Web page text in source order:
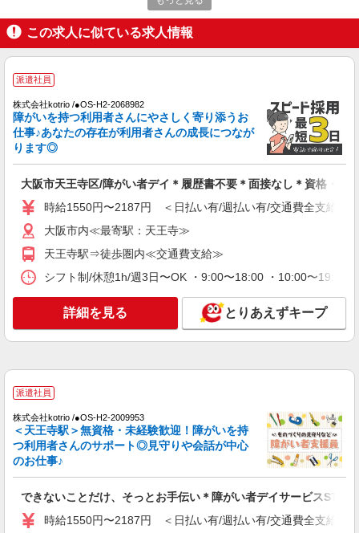
株式会社kotrio /●OS-H2-2006165
天王寺駅☆デイサービス♪送迎できる方歓迎！
生活サポートなど
大阪市内≪最寄駅：天王寺≫
詳細を見る
派遣社員
株式会社kotrio /●OS-H2-2028737
天王寺駅｜障がい者支援員≪残業なし◎週3
日〜シフト相談OK！≫
時給1550円〜2187円 ＜日払い有/週払い有/交
大阪市内≪最寄駅：天王寺≫
キープ 詳細を見る
時給1550円〜2187円 ＜日払い有/週払い有/交
通費全支給(ガソリン代含む)＞
キープ 詳細を見る
この求人に似ている求人情報
派遣社員
株式会社kotrio /●OS-H2-2068982
障がいを持つ利用者さんにやさしく寄り添うお
仕事♪あなたの存在が利用者さんの成長につなが
ります◎
大阪市天王寺区/障がい者デイ＊履歴書不要＊面接なし＊資格・経
時給1550円〜2187円 ＜日払い有/週払い有/交通費全支給(ガ
大阪市内≪最寄駅：天王寺≫
天王寺駅⇒徒歩圏内≪交通費支給≫
シフト制/休憩1h/週3日〜OK ・9:00〜18:00 ・10:00〜19:00
詳細を見る とりあえずキープ
派遣社員
株式会社kotrio /●OS-H2-2009953
＜天王寺駅＞無資格・未経験歓迎！障がいを持
つ利用者さんのサポート◎見守りや会話が中心
のお仕事♪
できないことだけ、そっとお手伝い＊障がい者デイサービスSTAFF
時給1550円〜2187円 ＜日払い有/週払い有/交通費全支給(ガ